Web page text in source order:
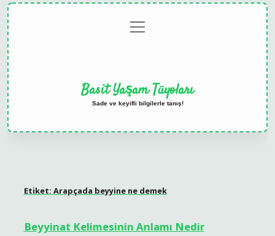
menüyü
aç
Basit Yaşam Tüyoları
Sade ve keyifli bilgilerle tanış!
Etiket: Arapçada beyyine ne demek
Beyyinat Kelimesinin Anlamı Nedir